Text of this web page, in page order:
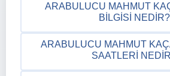
ARABULUCU MAHMUT
BILGISI NEDIR?
ARABULUCU MAHMUT
SAATLERI